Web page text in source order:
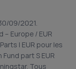
09/2021.
Europe / EUR
I EUR pour les
part S EUR
Tous